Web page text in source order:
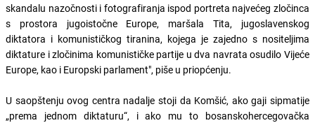
skandalu nazočnosti i fotografiranja ispod portreta najvećeg zločinca
s prostora jugoistočne Europe, maršala Tita, jugoslavenskog
diktatora i komunističkog tiranina, kojega je zajedno s nositeljima
diktature i zločinima komunističke partije u dva navrata osudilo Vijeće
Europe, kao i Europski parlament", piše u priopćenju.
U saopštenju ovog centra nadalje stoji da Komšić, ako gaji sipmatije
„prema jednom diktaturu“, i ako mu to bosanskohercegovačka